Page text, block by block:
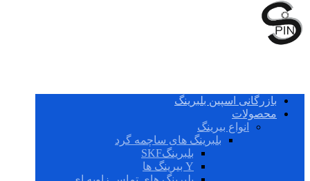
بازرگانی اسپین بلبرینگ
محصولات
انواع بیرینگ
بلبرینگ های ساچمه گرد
بلبرینگSKF
Y بیرینگ ها